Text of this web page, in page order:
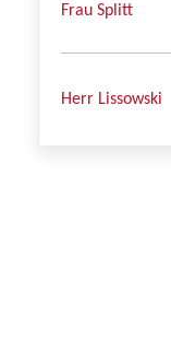
Frau Splitt
Herr Lissowski